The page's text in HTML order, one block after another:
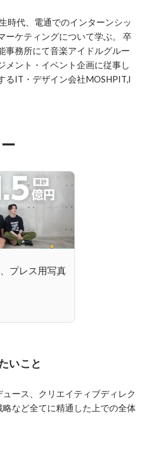
時代、電通でのインターンシッ
ーケティングについて学ぶ。 卒
事務所にて音楽アイドルグルー
メント・イベント企画に従事し
るIT・デザイン会社MOSHPIT,I
プレス用写真
いこと
ース、クリエイティブディレク
など全てに精通した上での全体